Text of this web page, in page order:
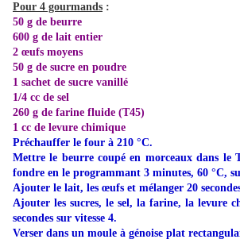
Pour 4 gourmands :
50 g de beurre
600 g de lait entier
2 œufs moyens
50 g de sucre en poudre
1 sachet de sucre vanillé
1/4 cc de sel
260 g de farine fluide (T45)
1 cc de levure chimique
Préchauffer le four à 210 °C.
Mettre le beurre coupé en morceaux dans le
fondre en le programmant 3 minutes, 60 °C,
Ajouter le lait, les œufs et mélanger 20
Ajouter les sucres, le sel, la farine, la levure
secondes sur vitesse 4.
Verser dans un moule à génoise plat